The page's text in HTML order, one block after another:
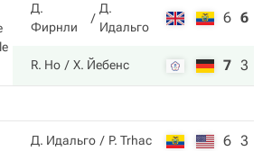
Д.
Фирнли
Д.
Идальго
6 6
R. Ho Х. Йебенс 7 3
Д. Идальго P. Trhac 6 3